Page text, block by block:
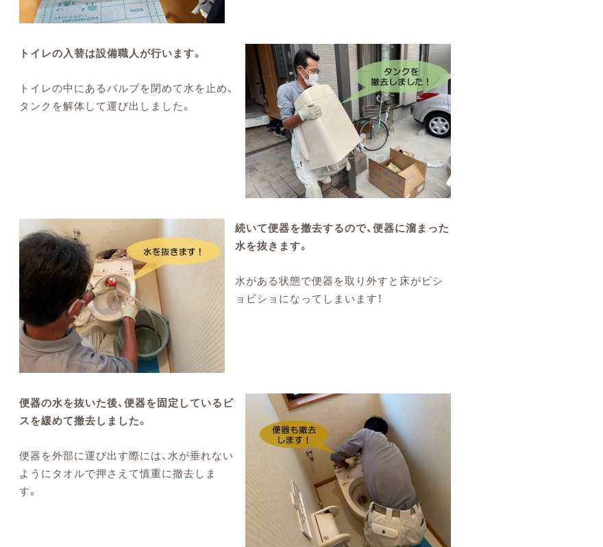
トイレの入替は設備職人が行います。
トイレの中にあるバルブを閉めて水を止め、
タンクを解体して運び出しました。
続いて便器を撤去するので、便器に溜まった
水を抜きます。
水がある状態で便器を取り外すと床がビシ
ョビショになってしまいます！
便器の水を抜いた後、便器を固定しているビ
スを緩めて撤去しました。
便器を外部に運び出す際には、水が垂れない
ようにタオルで押さえて慎重に撤去しま
す。